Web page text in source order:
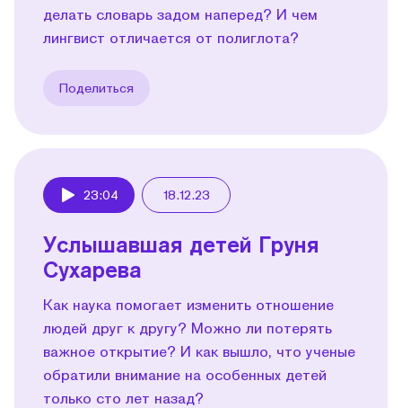
делать словарь задом наперед? И чем
лингвист отличается от полиглота?
Поделиться
23:04 18.12.23
Услышавшая детей Груня
Сухарева
Как наука помогает изменить отношение
людей друг к другу? Можно ли потерять
важное открытие? И как вышло, что ученые
обратили внимание на особенных детей
только сто лет назад?